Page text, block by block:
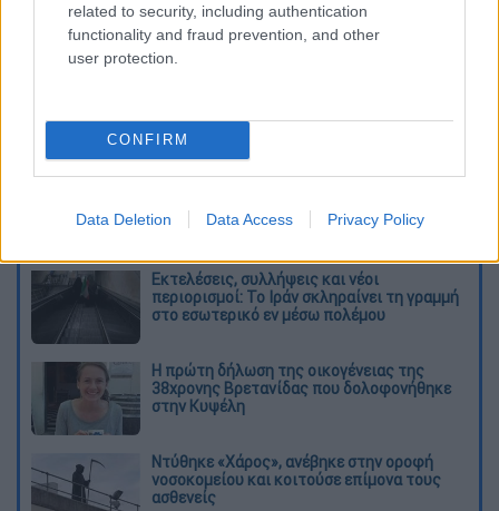
related to security, including authentication
functionality and fraud prevention, and other
user protection.
CONFIRM
Data Deletion Data Access Privacy Policy
Διαβάστε ακόμη
Εκτελέσεις, συλλήψεις και νέοι
περιορισμοί: Το Ιράν σκληραίνει τη γραμμή
στο εσωτερικό εν μέσω πολέμου
Η πρώτη δήλωση της οικογένειας της
38χρονης Βρετανίδας που δολοφονήθηκε
στην Κυψέλη
Ντύθηκε «Χάρος», ανέβηκε στην οροφή
νοσοκομείου και κοιτούσε επίμονα τους
ασθενείς